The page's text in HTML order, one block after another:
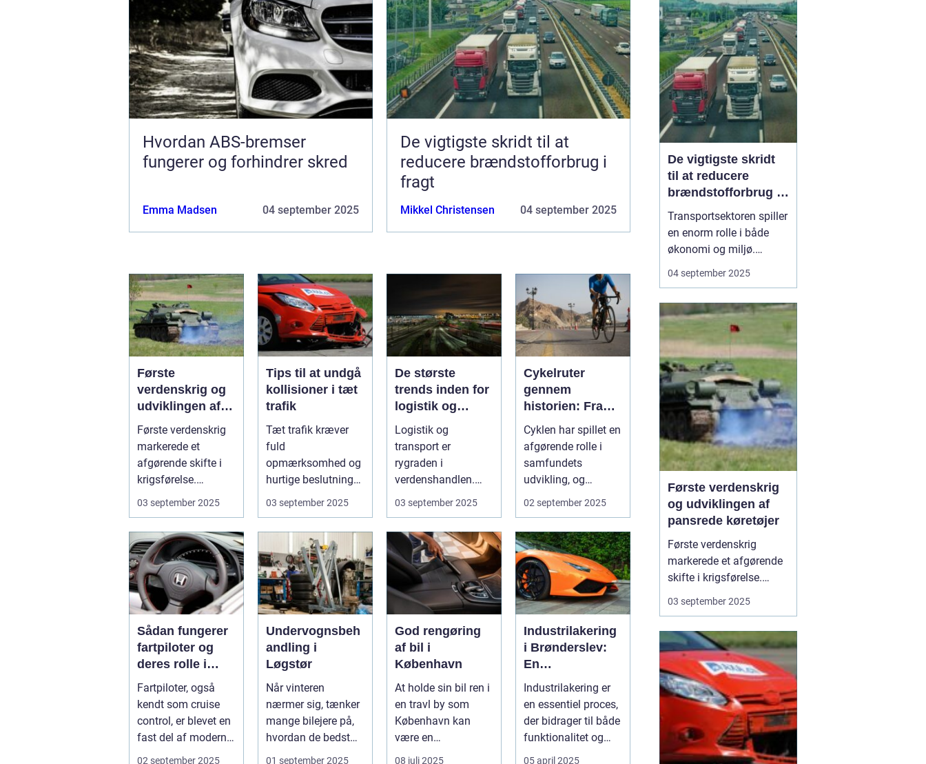
Hvordan ABS-bremser
fungerer og forhindrer skred
Emma Madsen 04 september 2025
De vigtigste skridt til at
reducere brændstofforbrug i
fragt
Mikkel Christensen 04 september 2025
Første
verdenskrig og
udviklingen af
pansrede
køretøjer
Første verdenskrig
markerede et
afgørende skifte i
krigsførelse.
Industrialiser...
03 september 2025
Tips til at undgå
kollisioner i tæt
trafik
Tæt trafik kræver
fuld
opmærksomhed og
hurtige beslutninger.
Små fejl kan hu...
03 september 2025
De største
trends inden for
logistik og
transport
Logistik og
transport er
rygraden i
verdenshandlen.
Uanset om vi taler
dagligvarer til
supermarkedet...
03 september 2025
Cykelruter
gennem
historien: Fra
transport til
fritid
Cyklen har spillet en
afgørende rolle i
samfundets
udvikling, og
cykelruter fortæller
02 september 2025
Sådan fungerer
fartpiloter og
deres rolle i
sikkerhed
Fartpiloter, også
kendt som cruise
control, er blevet en
fast del af moderne
biler. Systemet g...
02 september 2025
Undervognsbeh
andling i
Løgstør
Når vinteren
nærmer sig, tænker
mange bilejere på,
hvordan de bedst
kan besk...
01 september 2025
God rengøring
af bil i
København
At holde sin bil ren i
en travl by som
København kan
være en
udfordrende
08 juli 2025
Industrilakering
i Brønderslev:
En
kvalitetsløsning
til dit næste
projekt
Industrilakering er
en essentiel proces,
der bidrager til både
funktionalitet og
æstetik...
05 april 2025
undgå dette...
De vigtigste skridt
til at reducere
brændstofforbrug i
fragt
Transportsektoren spiller
en enorm rolle i både
økonomi og miljø.
Fragtbiler er uundværlige
for at holde samfundet
også store mængder
brændstof og udleder
betydelige mæng...
04 september 2025
Første verdenskrig
og udviklingen af
pansrede køretøjer
Første verdenskrig
markerede et afgørende
skifte i krigsførelse.
Industrialiseringen
havde allerede ændret
organiseret på, men
krigen i 1914-1918 blev
den første, hvor
pansrede k&os...
03 september 2025